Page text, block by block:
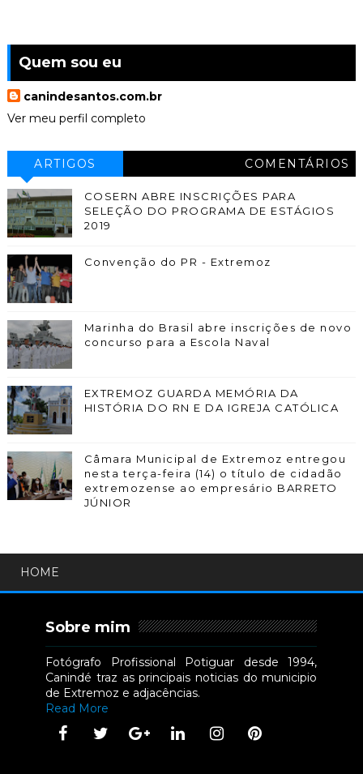
Quem sou eu
canindesantos.com.br
Ver meu perfil completo
ARTIGOS COMENTÁRIOS
COSERN ABRE INSCRIÇÕES PARA
SELEÇÃO DO PROGRAMA DE ESTÁGIOS
2019
Convenção do PR - Extremoz
Marinha do Brasil abre inscrições de novo
concurso para a Escola Naval
EXTREMOZ GUARDA MEMÓRIA DA
HISTÓRIA DO RN E DA IGREJA CATÓLICA
Câmara Municipal de Extremoz entregou
nesta terça-feira (14) o título de cidadão
extremozense ao empresário BARRETO
JÚNIOR
HOME
Sobre mim
Fotógrafo Profissional Potiguar desde 1994,
Canindé traz as principais noticias do municipio
de Extremoz e adjacências.
Read More